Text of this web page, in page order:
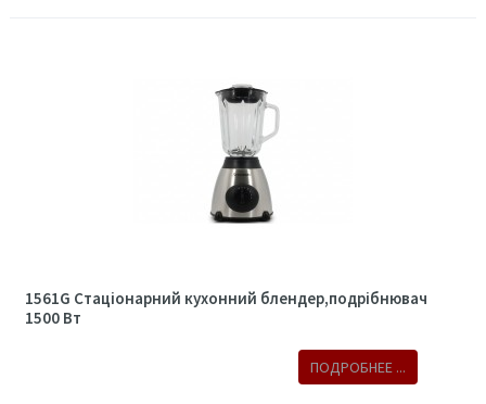
1561G Стаціонарний кухонний блендер,подрібнювач
1500 Вт
ПОДРОБНЕЕ ...